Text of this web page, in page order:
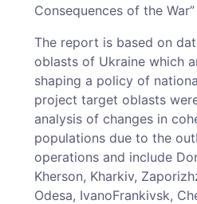
Consequences of the
The report is based on
oblasts of Ukraine which
shaping a policy of
project target oblasts
analysis of changes in
populations due to the
operations and include
Kherson, Kharkiv,
Odesa, Ivano­Frankivsk,